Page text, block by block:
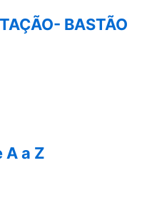
BASTÃO
a Z